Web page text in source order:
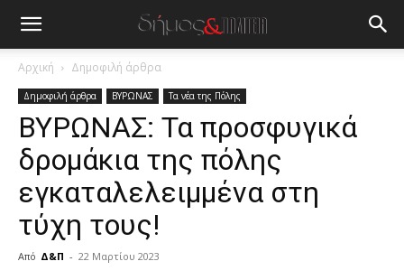
Αρχική Δημοφιλή άρθρα
Δημοφιλή άρθρα ΒΥΡΩΝΑΣ Τα νέα της Πόλης
ΒΥΡΩΝΑΣ: Τα προσφυγικά
δρομάκια της πόλης
εγκαταλελειμμένα στη
τύχη τους!
Από Δ&Π - 22 Μαρτίου 2023